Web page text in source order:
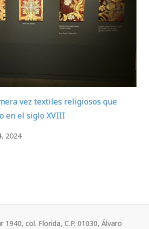
vez textiles religiosos que
en el siglo XVIII
2024
1940, col. Florida, C.P. 01030, Álvaro